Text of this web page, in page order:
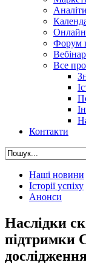
Форум
Все
Контакти
Наші новини
Історії успіху
Анонси
Наслідки
підтримки